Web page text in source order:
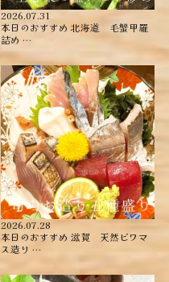
2026.07.31
本日のおすすめ ︎北海道 毛蟹甲羅
詰め ︎…
2026.07.28
本日のおすすめ ︎滋賀 天然ビワマ
ス造り …